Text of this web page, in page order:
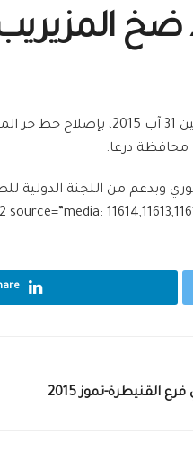
ضخ
بالتعاون مع مؤسسة المياه بدرعا قام فريق المياه في فرع منظمة
محافظة درعا.
وبدعم من اللجنة الدولية
القنيطرة-تموز 2015